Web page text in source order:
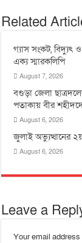
Related
গ্যাস সংকট, বিদ্যুৎ
এক্য স্মারকলিপি
August 7, 2026
বগুড়া জেলা
পতাকায় বীর
August 6, 2026
জুলাই অভ্যুত্থানের
August 6, 2026
Leave a
Your email